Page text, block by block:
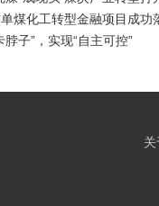
煤化工转型金融项目成功
脖子”，实现“自主可控”